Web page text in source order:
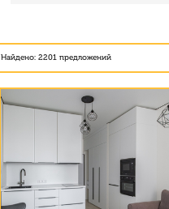
Найдено: 2201 предложений